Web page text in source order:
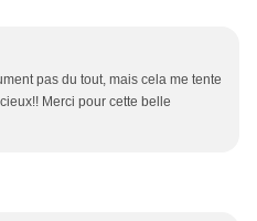
pas du tout, mais cela me tente
Merci pour cette belle